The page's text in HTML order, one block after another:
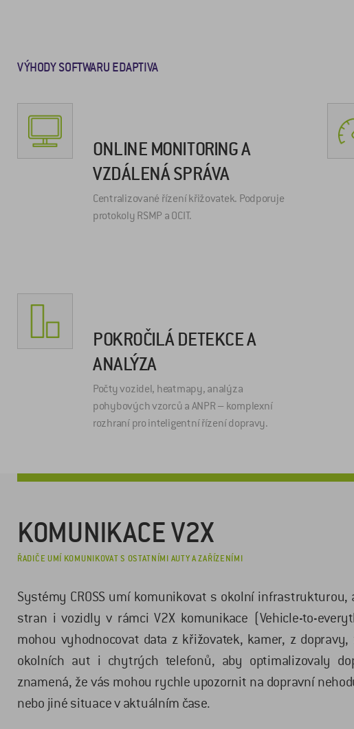
VÝHODY SOFTWARU EDAPTIVA
ONLINE MONITORING A
VZDÁLENÁ SPRÁVA
Centralizované řízení křižovatek. Podporuje
protokoly RSMP a OCIT.
POKROČILÁ DETEKCE A
ANALÝZA
Počty vozidel, heatmapy, analýza
pohybových vzorců a ANPR – komplexní
rozhraní pro inteligentní řízení dopravy.
KOMUNIKACE V2X
ŘADIČE UMÍ KOMUNIKOVAT S OSTATNÍMI AUTY A ZAŘÍZENÍMI
Systémy CROSS umí komunikovat s okolní
stran i vozidly v rámci V2X komunikace (Vehicle-to-
mohou vyhodnocovat data z křižovatek, kamer, z
okolních aut i chytrých telefonů, aby optimalizovaly
znamená, že vás mohou rychle upozornit na dopravní
nebo jiné situace v aktuálním čase.